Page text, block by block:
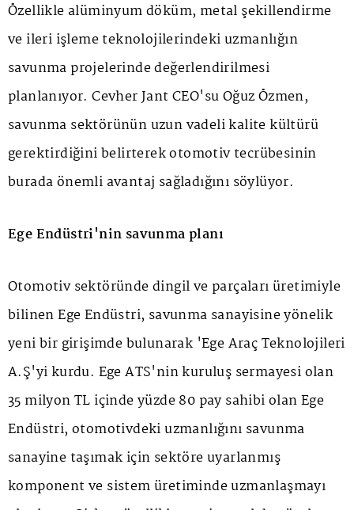
Özellikle alüminyum döküm, metal şekillendirme
ve ileri işleme teknolojilerindeki uzmanlığın
savunma projelerinde değerlendirilmesi
planlanıyor. Cevher Jant CEO'su Oğuz Özmen,
savunma sektörünün uzun vadeli kalite kültürü
gerektirdiğini belirterek otomotiv tecrübesinin
burada önemli avantaj sağladığını söylüyor.
Ege Endüstri'nin savunma planı
Otomotiv sektöründe dingil ve parçaları üretimiyle
bilinen Ege Endüstri, savunma sanayisine yönelik
yeni bir girişimde bulunarak 'Ege Araç Teknolojileri
A.Ş'yi kurdu. Ege ATS'nin kuruluş sermayesi olan
35 milyon TL içinde yüzde 80 pay sahibi olan Ege
Endüstri, otomotivdeki uzmanlığını savunma
sanayine taşımak için sektöre uyarlanmış
komponent ve sistem üretiminde uzmanlaşmayı